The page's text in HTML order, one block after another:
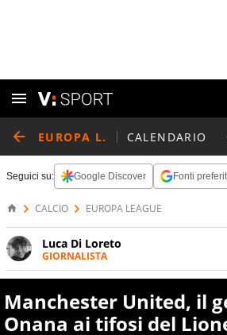
EUROPA L. CALENDARIO
Seguici su: Google Discover Fonti
CALCIO EUROPA LEAGUE
Luca Di Loreto
GIORNALISTA
Giornalista pubblicista,
calcio è una cosa seria quando ho
cui Del Piero ha smesso di
Federer e Nadal il tennis ha vita
Manchester United, il
Onana ai tifosi del